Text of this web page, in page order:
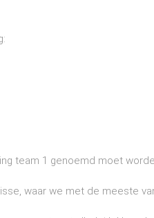
team 1 genoemd moet
waar we met de meeste